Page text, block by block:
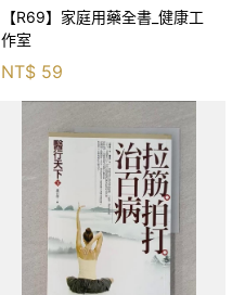
【R69】家庭用藥全書_健康工
作室
NT$ 59